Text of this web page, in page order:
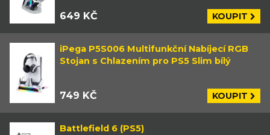
649 KČ KOUPIT
iPega P5S006 Multifunkční Nabíjecí RGB
Stojan s Chlazením pro PS5 Slim bílý
749 KČ KOUPIT
Battlefield 6 (PS5)